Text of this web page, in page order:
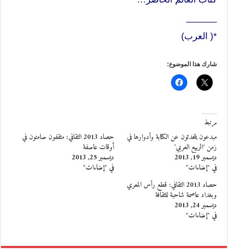
*( العرب)
شارك هذا الموضوع:
مرتبط
مبدعون يتحدثون عن الكتابة وأدوارها في
زمن ‘الربيع العربي’
ديسمبر 19, 2013
في "إضاءات"
حصاد 2013 الثقافي: مثقفون صامتون في
أوقات عاصفة
ديسمبر 25, 2013
في "إضاءات"
حصاد 2013 الثقافي: قطع رأس المعري
وبغداد عاصمة شاحبة للثقافة
ديسمبر 24, 2013
في "إضاءات"